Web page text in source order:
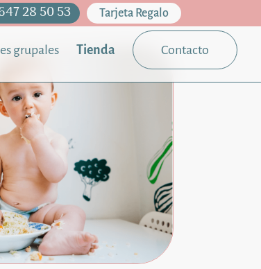
28 50 53 Tarjeta Regalo
grupales Tienda Contacto